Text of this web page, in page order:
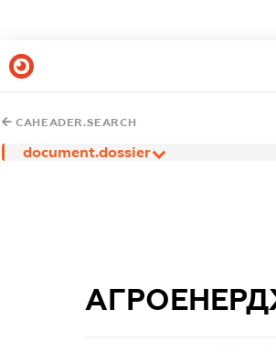
CAHEADER.SEARCH
document.dossier